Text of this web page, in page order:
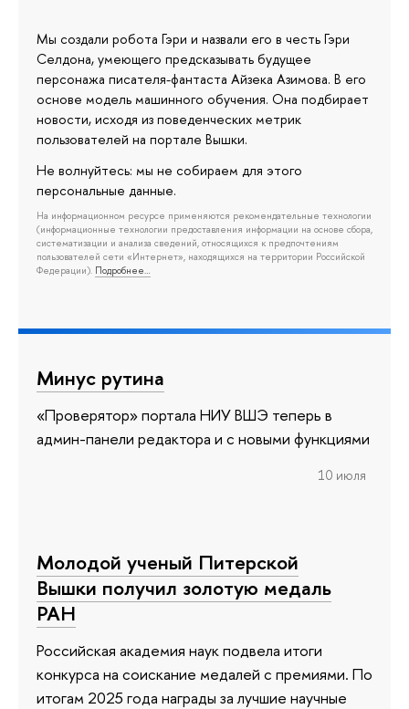
Мы создали робота Гэри и назвали его в честь Гэри
Селдона, умеющего предсказывать будущее
персонажа писателя-фантаста Айзека Азимова. В его
основе модель машинного обучения. Она подбирает
новости, исходя из поведенческих метрик
пользователей на портале Вышки.
Не волнуйтесь: мы не собираем для этого
персональные данные.
На информационном ресурсе применяются рекомендательные технологии
(информационные технологии предоставления информации на основе сбора,
систематизации и анализа сведений, относящихся к предпочтениям
пользователей сети «Интернет», находящихся на территории Российской
Федерации). Подробнее…
Минус рутина
«Проверятор» портала НИУ ВШЭ теперь в
админ-панели редактора и с новыми функциями
10 июля
Молодой ученый Питерской
Вышки получил золотую медаль
РАН
Российская академия наук подвела итоги
конкурса на соискание медалей с премиями. По
итогам 2025 года награды за лучшие научные